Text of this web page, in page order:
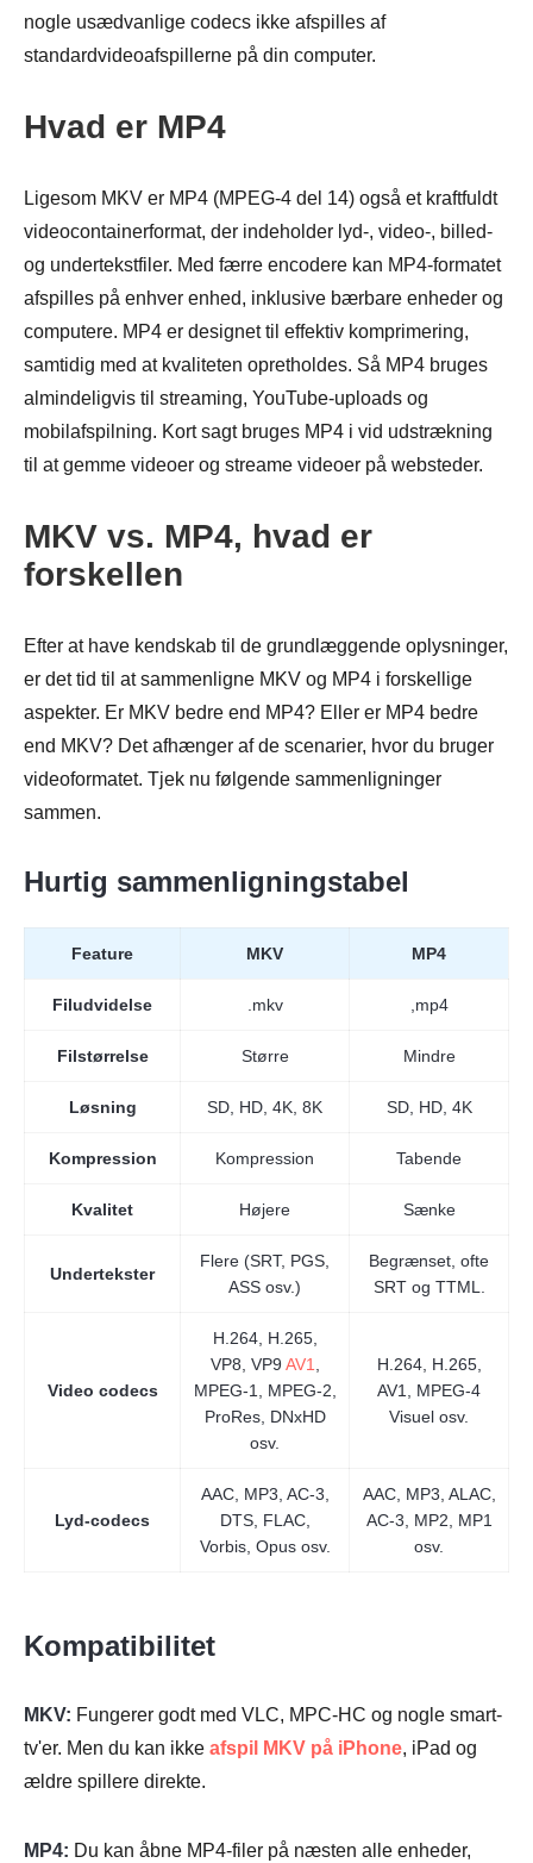
nogle usædvanlige codecs ikke afspilles af
standardvideoafspillerne på din computer.
Hvad er MP4
Ligesom MKV er MP4 (MPEG-4 del 14) også et kraftfuldt
videocontainerformat, der indeholder lyd-, video-, billed-
og undertekstfiler. Med færre encodere kan MP4-formatet
afspilles på enhver enhed, inklusive bærbare enheder og
computere. MP4 er designet til effektiv komprimering,
samtidig med at kvaliteten opretholdes. Så MP4 bruges
almindeligvis til streaming, YouTube-uploads og
mobilafspilning. Kort sagt bruges MP4 i vid udstrækning
til at gemme videoer og streame videoer på websteder.
MKV vs. MP4, hvad er
forskellen
Efter at have kendskab til de grundlæggende oplysninger,
er det tid til at sammenligne MKV og MP4 i forskellige
aspekter. Er MKV bedre end MP4? Eller er MP4 bedre
end MKV? Det afhænger af de scenarier, hvor du bruger
videoformatet. Tjek nu følgende sammenligninger
sammen.
Hurtig sammenligningstabel
Feature MKV MP4
Filudvidelse .mkv ,mp4
Filstørrelse Større Mindre
Løsning SD, HD, 4K, 8K SD, HD, 4K
Kompression Kompression Tabende
Kvalitet Højere Sænke
Undertekster
Flere (SRT, PGS,
ASS osv.)
Begrænset, ofte
SRT og TTML.
Video codecs
H.264, H.265,
VP8, VP9 AV1
MPEG-1, MPEG-2,
ProRes, DNxHD
osv.
H.264, H.265,
AV1, MPEG-4
Visuel osv.
Lyd-codecs
AAC, MP3, AC-3,
DTS, FLAC,
Vorbis, Opus osv.
AAC, MP3, ALAC,
AC-3, MP2, MP1
osv.
Kompatibilitet
MKV: Fungerer godt med VLC, MPC-HC og nogle smart-
tv'er. Men du kan ikke afspil MKV på iPhone, iPad og
ældre spillere direkte.
MP4: Du kan åbne MP4-filer på næsten alle enheder,